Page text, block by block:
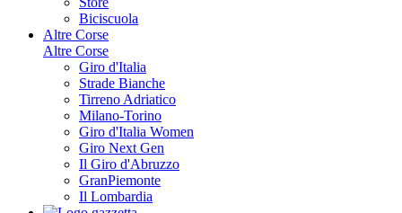
Biciscuola
Altre Corse
Altre Corse
Giro d'Italia
Strade Bianche
Tirreno Adriatico
Milano-Torino
Giro d'Italia Women
Giro Next Gen
Il Giro d'Abruzzo
GranPiemonte
Il Lombardia